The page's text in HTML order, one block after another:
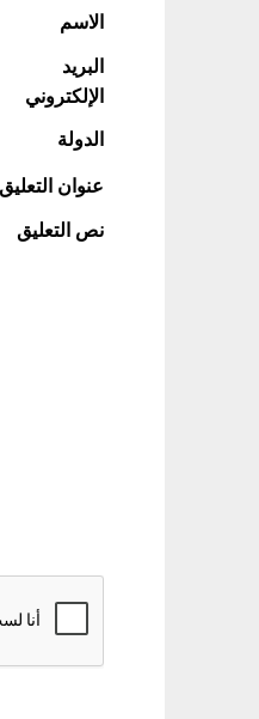
الاسم
البريد
الإلكتروني
الدولة
عنوان التعليق
نص التعليق